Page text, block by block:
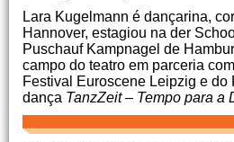
Lara Kugelmann é dançarina,
Hannover, estagiou na der
Puschauf Kampnagel de
campo do teatro em parceria
Festival Euroscene Leipzig e
dança TanzZeit – Tempo para a